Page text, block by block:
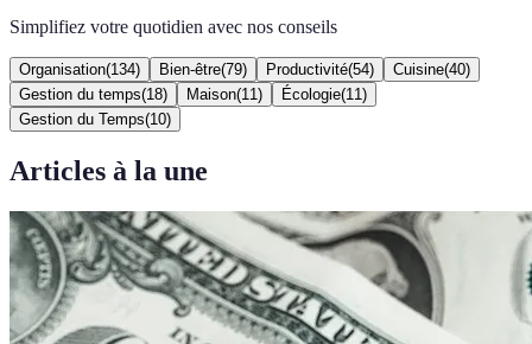
Simplifiez votre quotidien avec nos conseils
Organisation(134) Bien-être(79) Productivité(54) Cuisine(40)
Gestion du temps(18) Maison(11 ) Écologie(11 )
Gestion du Temps(10)
Articles à la une